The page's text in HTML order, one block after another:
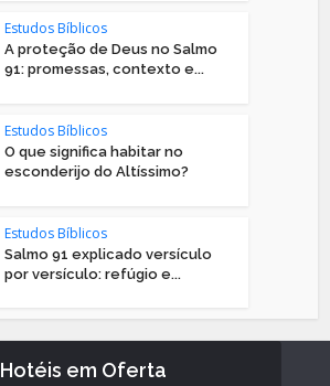
Estudos Bíblicos
A proteção de Deus no Salmo
91: promessas, contexto e...
Estudos Bíblicos
O que significa habitar no
esconderijo do Altíssimo?
Estudos Bíblicos
Salmo 91 explicado versículo
por versículo: refúgio e...
Hotéis em Oferta